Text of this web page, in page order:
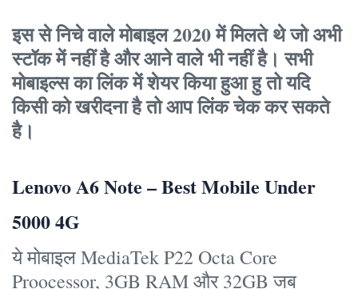
इस से निचे वाले मोबाइल 2020 में मिलते थे जो अभी
स्टॉक में नहीं है और आने वाले भी नहीं है। सभी
मोबाइल्स का लिंक में शेयर किया हुआ हु तो यदि
किसी को खरीदना है तो आप लिंक चेक कर सकते
है।
Lenovo A6 Note – Best Mobile Under
5000 4G
ये मोबाइल MediaTek P22 Octa Core
Proocessor, 3GB RAM और 32GB जब